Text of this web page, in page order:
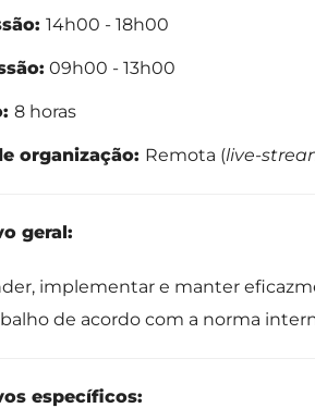
14h00 - 18h00
09h00 - 13h00
8 horas
organização: Remota (live-
geral:
implementar e manter
de acordo com a norma
específicos: